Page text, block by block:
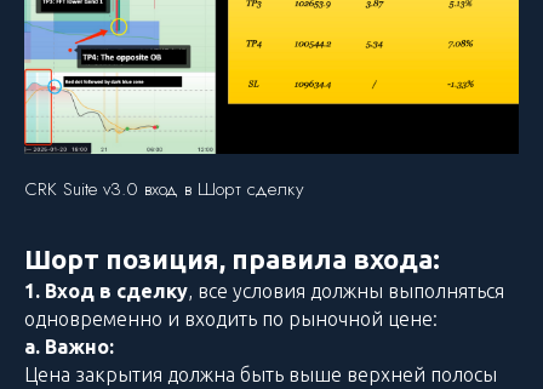
CRK Suite v3.0 вход в Шорт сделку
Шорт позиция, правила входа:
1. Вход в сделку, все условия должны выполняться
одновременно и входить по рыночной цене:
а. Важно:
Цена закрытия должна быть выше верхней полосы